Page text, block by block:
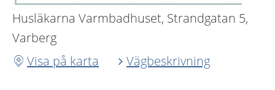
Husläkarna Varmbadhuset, Strandgatan 5,
Varberg
Visa på karta
Vägbeskrivning